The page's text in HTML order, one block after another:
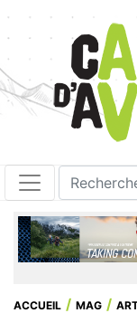
ACCUEIL MAG